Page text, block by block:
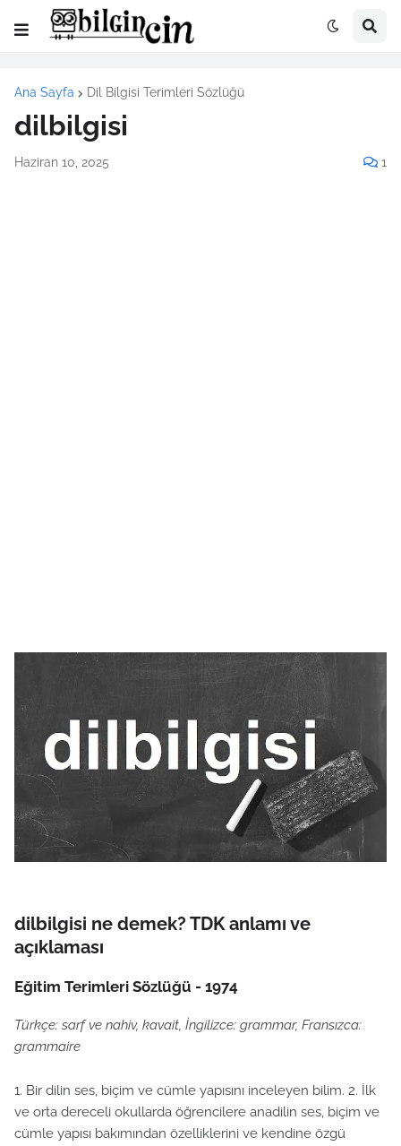
Ana Sayfa Dil Bilgisi Terimleri Sözlüğü
dilbilgisi
Haziran 10, 2025 1
dilbilgisi ne demek? TDK anlamı ve
açıklaması
Eğitim Terimleri Sözlüğü - 1974
Türkçe: sarf ve nahiv, kavait, İngilizce: grammar, Fransızca:
grammaire
1. Bir dilin ses, biçim ve cümle yapısını inceleyen bilim. 2. İlk
ve orta dereceli okullarda öğrencilere anadilin ses, biçim ve
cümle yapısı bakımından özelliklerini ve kendine özgü